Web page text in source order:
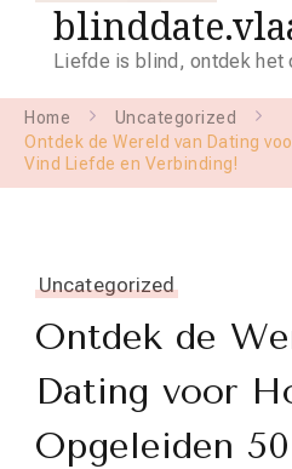
Liefde is blind, ontdek het
Home
Uncategorized
Ontdek de Wereld van Dating
Vind Liefde en Verbinding!
Uncategorized
Ontdek de
Dating voor
Opgeleiden